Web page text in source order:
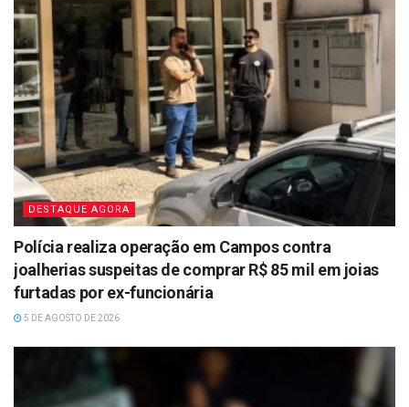
DESTAQUE AGORA
Polícia realiza operação em Campos contra
joalherias suspeitas de comprar R$ 85 mil em joias
furtadas por ex-funcionária
5 DE AGOSTO DE 2026